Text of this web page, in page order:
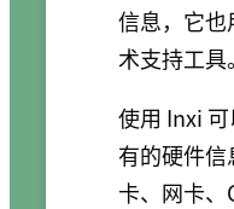
信息，它
术支持工具。
使用 Inxi
有的硬件
卡、网卡、